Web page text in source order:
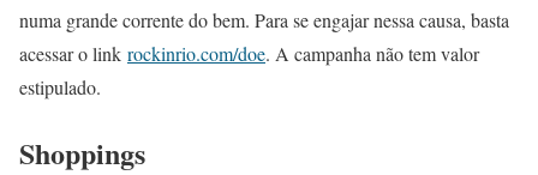
numa grande corrente do bem. Para se engajar nessa causa, basta
acessar o link rockinrio.com/doe. A campanha não tem valor
estipulado.
Shoppings